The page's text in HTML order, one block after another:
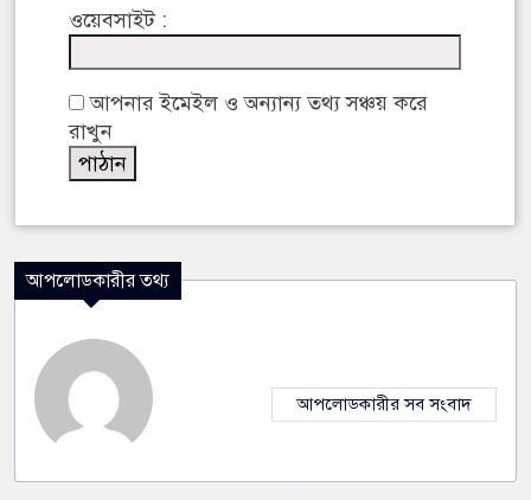
ওয়েবসাইট :
আপনার ইমেইল ও অন্যান্য তথ্য সঞ্চয় করে
রাখুন
আপলোডকারীর তথ্য
আপলোডকারীর সব সংবাদ